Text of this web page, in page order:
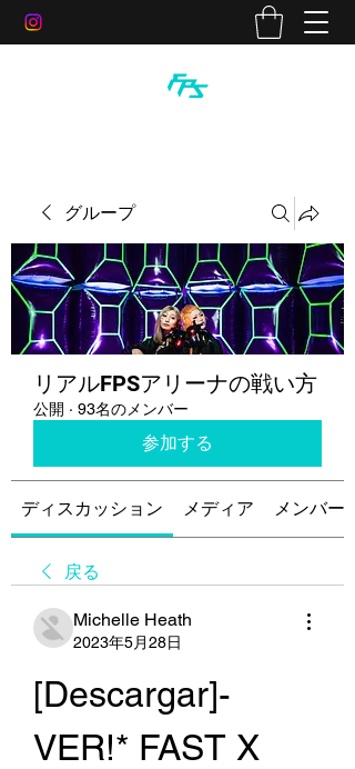
グループ
リアルFPSアリーナの戦い方
公開 · 93名のメンバー
参加する
ディスカッション メディア メンバー
戻る
Michelle Heath
2023年5月28日
[Descargar]-
VER!* FAST X